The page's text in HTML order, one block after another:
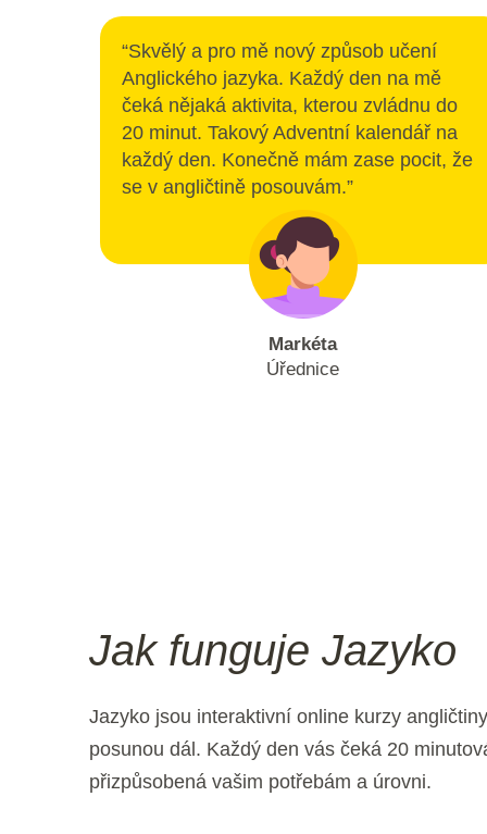
“Skvělý a pro mě nový způsob učení
Anglického jazyka. Každý den na mě
čeká nějaká aktivita, kterou zvládnu do
20 minut. Takový Adventní kalendář na
každý den. Konečně mám zase pocit, že
se v angličtině posouvám.”
Markéta
Úřednice
Jak funguje Jazyko
Jazyko jsou interaktivní online kurzy
posunou dál. Každý den vás čeká 20
přizpůsobená vašim potřebám a úrovni.